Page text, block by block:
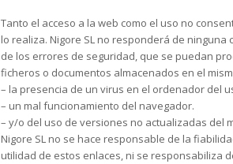
Tanto el acceso a la web como el uso no
lo realiza. Nigore SL no responderá de
de los errores de seguridad, que se puedan
ficheros o documentos almacenados en el
– la presencia de un virus en el ordenador del
– un mal funcionamiento del navegador.
– y/o del uso de versiones no actualizadas del
Nigore SL no se hace responsable de la
utilidad de estos enlaces, ni se responsabiliza